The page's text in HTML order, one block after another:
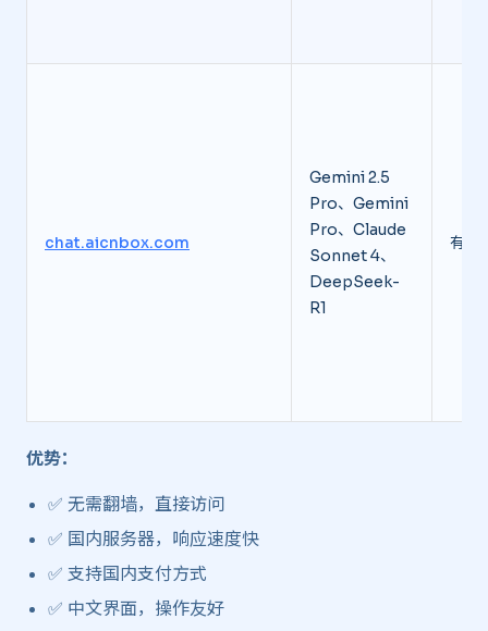
chat.aicnbox.com
Gemini 2.5
Pro、Gemini
Pro、Claude
Sonnet 4、
DeepSeek-
R1
有
优势：
✅ 无需翻墙，直接访问
✅ 国内服务器，响应速度快
✅ 支持国内支付方式
✅ 中文界面，操作友好